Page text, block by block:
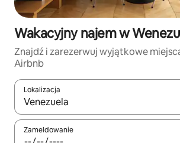
Wakacyjny najem w
Znajdź i zarezerwuj wyjątkowe
Airbnb
Lokalizacja
Gdy wyniki będą dostępne, możesz
Zameldowanie